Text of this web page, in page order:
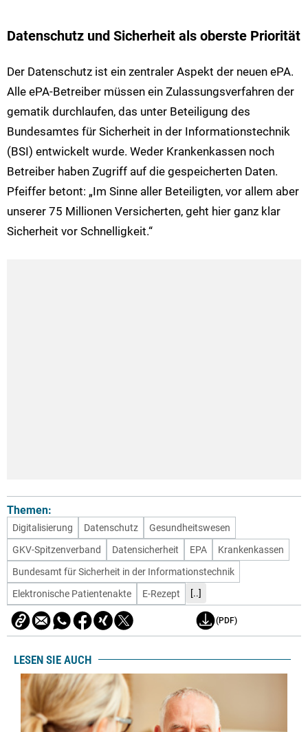
Datenschutz und Sicherheit als oberste Priorität
Der Datenschutz ist ein zentraler Aspekt der neuen ePA.
Alle ePA-Betreiber müssen ein Zulassungsverfahren der
gematik durchlaufen, das unter Beteiligung des
Bundesamtes für Sicherheit in der Informationstechnik
(BSI) entwickelt wurde. Weder Krankenkassen noch
Betreiber haben Zugriff auf die gespeicherten Daten.
Pfeiffer betont: „Im Sinne aller Beteiligten, vor allem aber
unserer 75 Millionen Versicherten, geht hier ganz klar
Sicherheit vor Schnelligkeit.“
Themen:
Digitalisierung Datenschutz
Gesundheitswesen
GKV-Spitzenverband
Datensicherheit EPA
Krankenkassen
Bundesamt für Sicherheit in der Informationstechnik
Elektronische Patientenakte
E-Rezept [..]
(PDF)
LESEN SIE AUCH